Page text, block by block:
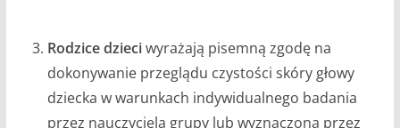
Rodzice dzieciwyrażają pisemną zgodę na
dokonywanie przeglądu czystości skóry głowy
dziecka w warunkach indywidualnego badania
przez nauczyciela grupy lub wyznaczoną przez